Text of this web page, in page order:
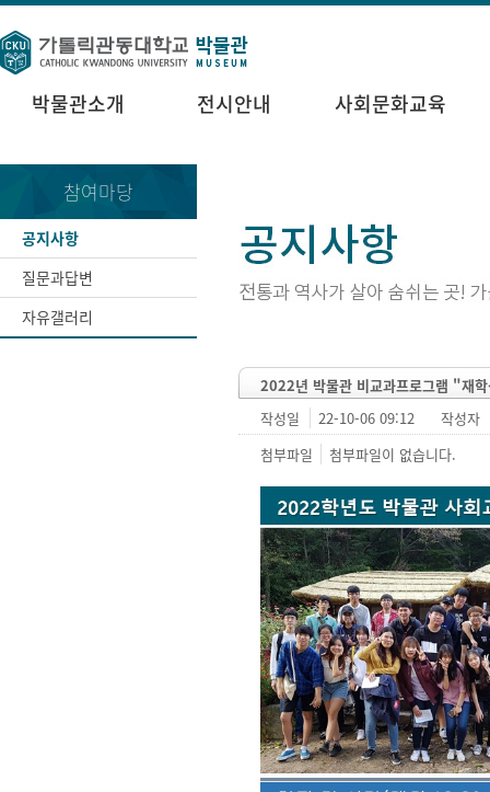
박물관소개 전시안내 사회문화교육
참여마당
공지사항
질문과답변
자유갤러리
2022년 박물관 비교과프로그램 "재
작성일
22-10-06 09:12
작성자
첨부파일
첨부파일이 없습니다.